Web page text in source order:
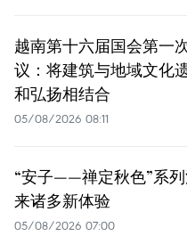
越南第十六届国会第一
议：将建筑与地域文化
和弘扬相结合
05/08/2026 08:11
“安子——禅定秋色”系
来诸多新体验
05/08/2026 07:00